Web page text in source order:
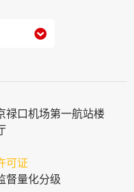

禄口机场第一航站楼
可证
督量化分级